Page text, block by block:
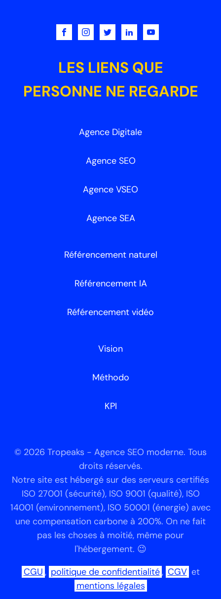
LES LIENS QUE
PERSONNE NE REGARDE
Agence Digitale
Agence SEO
Agence VSEO
Agence SEA
Référencement naturel
Référencement IA
Référencement vidéo
Vision
Méthodo
KPI
© 2026 Tropeaks - Agence SEO moderne. Tous
droits réservés.
Notre site est hébergé sur des serveurs certifiés
ISO 27001 (sécurité), ISO 9001 (qualité), ISO
14001 (environnement), ISO 50001 (énergie) avec
une compensation carbone à 200%. On ne fait
pas les choses à moitié, même pour
l'hébergement. 😉
CGU , politique de confidentialité, CGV et
mentions légales